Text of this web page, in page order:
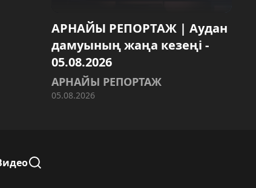
АРНАЙЫ РЕПОРТАЖ | Аудан
дамуының жаңа кезеңі -
05.08.2026
АРНАЙЫ РЕПОРТАЖ
05.08.2026